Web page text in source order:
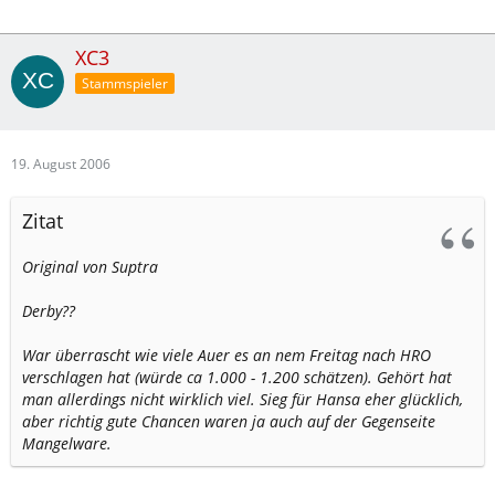
XC3
Stammspieler
19. August 2006
Zitat
Original von Suptra
Derby??
War überrascht wie viele Auer es an nem Freitag nach HRO
verschlagen hat (würde ca 1.000 - 1.200 schätzen). Gehört hat
man allerdings nicht wirklich viel. Sieg für Hansa eher glücklich,
aber richtig gute Chancen waren ja auch auf der Gegenseite
Mangelware.